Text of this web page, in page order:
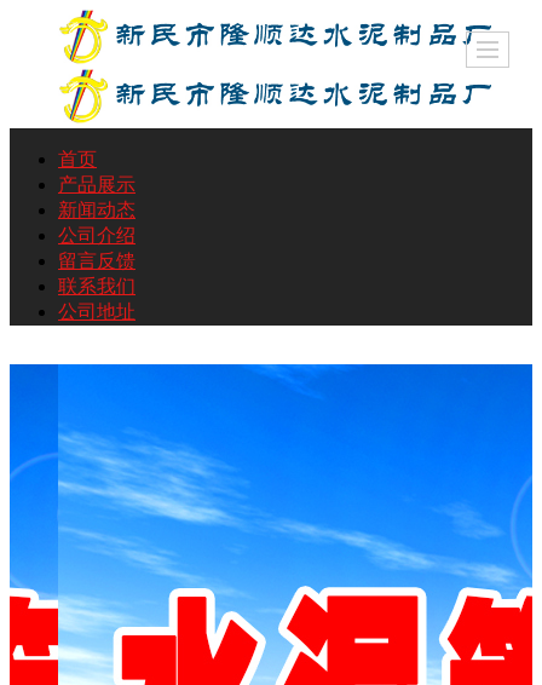
首页
产品展示
新闻动态
公司介绍
留言反馈
联系我们
公司地址